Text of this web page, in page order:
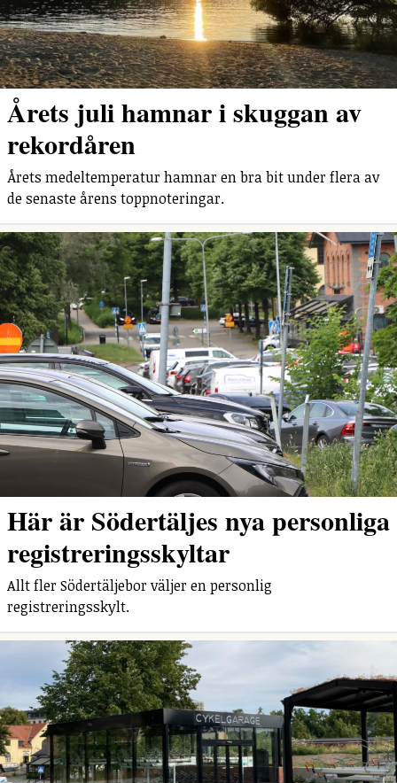
Årets juli hamnar i skuggan av
rekordåren
Årets medeltemperatur hamnar en bra bit under flera av
de senaste årens toppnoteringar.
Här är Södertäljes nya personliga
registreringsskyltar
Allt fler Södertäljebor väljer en personlig
registreringsskylt.